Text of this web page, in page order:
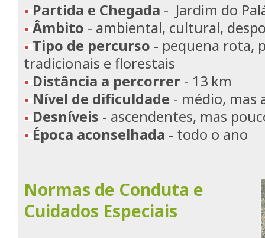
Partida e Chegada - Jardim do
Âmbito - ambiental, cultural,
Tipo de percurso - pequena rota,
tradicionais e florestais
Distância a percorrer - 13 km
Nível de dificuldade - médio, mas
Desníveis - ascendentes, mas
Época aconselhada - todo o ano
Normas de Conduta e
Cuidados Especiais